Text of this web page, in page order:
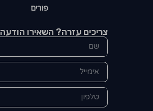
פורים
צריכים עזרה? השאירו הודעה